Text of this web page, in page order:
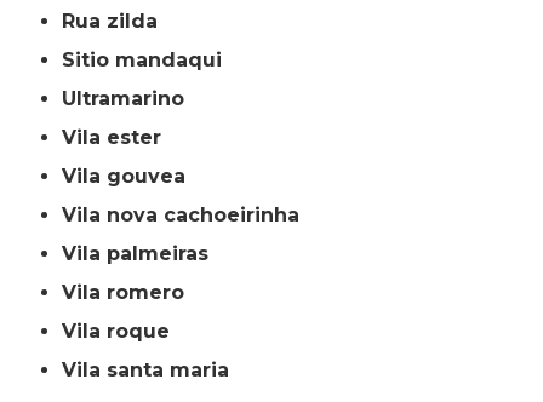
rua zilda
sitio mandaqui
ultramarino
vila ester
vila gouvea
vila nova cachoeirinha
vila palmeiras
vila romero
vila roque
vila santa maria